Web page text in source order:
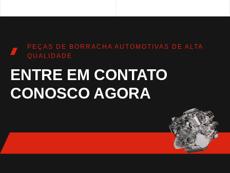
PEÇAS DE BORRACHA AUTOMOTIVAS DE ALTA
QUALIDADE
ENTRE EM CONTATO
CONOSCO AGORA